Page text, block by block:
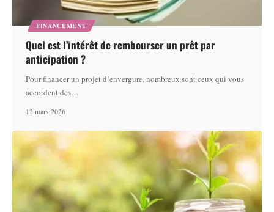
FINANCEMENT
Quel est l’intérêt de rembourser un prêt par
anticipation ?
Pour financer un projet d’envergure, nombreux sont ceux qui vous
accordent des…
12 mars 2026